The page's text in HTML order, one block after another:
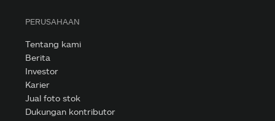
PERUSAHAAN
Tentang kami
Berita
Investor
Karier
Jual foto stok
Dukungan kontributor